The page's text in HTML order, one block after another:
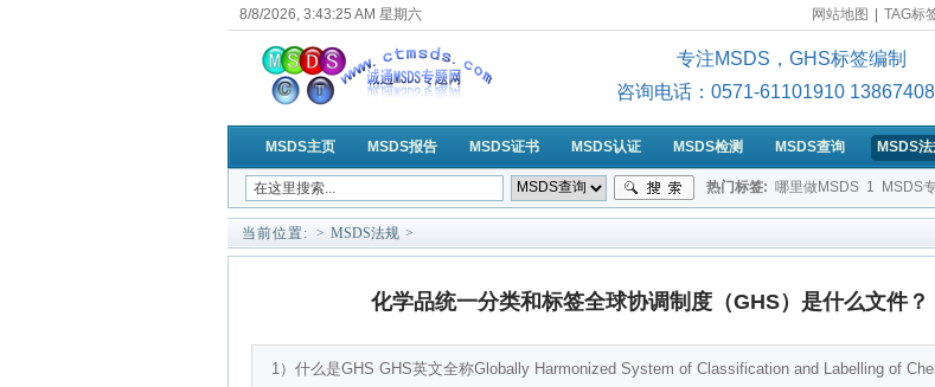
8/8/2026, 3:43:25 AM 星期六 网站地图 TAG标
专注MSDS，GHS标签编制
咨询电话：0571-61101910
MSDS主页 MSDS报告 MSDS证书 MSDS认证 MSDS检测 MSDS查询 MSDS
热门标签: 哪里做MSDS 1 MSDS
当前位置: > MSDS法规 >
化学品统一分类和标签全球协调制度（GHS）是什么文件？
1）什么是GHS GHS英文全称Globally Harmonized System of Classification and Labelling of